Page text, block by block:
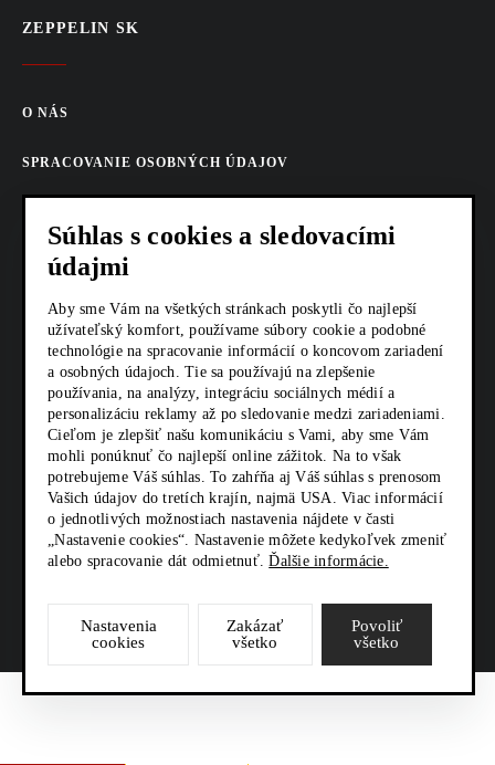
ZEPPELIN SK
O NÁS
SPRACOVANIE OSOBNÝCH ÚDAJOV
AKTUALITY
KARIÉRA
KONTAKTY
SOCIÁLNE SIETE
Súhlas s cookies a sledovacími
údajmi
Aby sme Vám na všetkých stránkach poskytli čo najlepší
užívateľský komfort, používame súbory cookie a podobné
technológie na spracovanie informácií o koncovom zariadení
a osobných údajoch. Tie sa používajú na zlepšenie
používania, na analýzy, integráciu sociálnych médií a
personalizáciu reklamy až po sledovanie medzi zariadeniami.
Cieľom je zlepšiť našu komunikáciu s Vami, aby sme Vám
mohli ponúknuť čo najlepší online zážitok. Na to však
potrebujeme Váš súhlas. To zahŕňa aj Váš súhlas s prenosom
Vašich údajov do tretích krajín, najmä USA. Viac informácií
o jednotlivých možnostiach nastavenia nájdete v časti
„Nastavenie cookies“. Nastavenie môžete kedykoľvek zmeniť
alebo spracovanie dát odmietnuť.Ďalšie informácie.
Nastavenia
cookies
Zakázať
všetko
Povoliť
všetko